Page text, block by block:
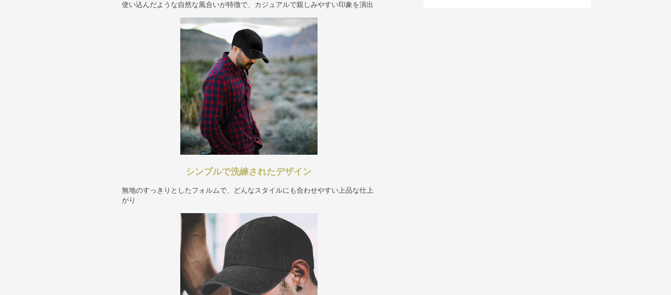
使い込んだような自然な風合いが特徴で、カジュアルで親しみやすい印象を演出
シンプルで洗練されたデザイン
無地のすっきりとしたフォルムで、どんなスタイルにも合わせやすい上品な仕上
がり